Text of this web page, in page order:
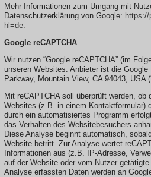
Mehr Informationen zum Umgang mit
Datenschutzerklärung von Google:
hl=de
Google reCAPTCHA
Wir nutzen “Google reCAPTCHA” (im
unseren Websites. Anbieter ist die
Parkway, Mountain View, CA 94043, USA
Mit reCAPTCHA soll überprüft werden, ob
Websites (z.B. in einem Kontaktformular)
durch ein automatisiertes Programm
das Verhalten des Websitebesuchers
Diese Analyse beginnt automatisch,
Website betritt. Zur Analyse wertet
Informationen aus (z.B. IP-Adresse,
auf der Website oder vom Nutzer
Analyse erfassten Daten werden an